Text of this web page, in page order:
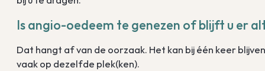
Is angio-oedeem te genezen of blijft u er
Dat hangt af van de oorzaak. Het kan bij één keer
vaak op dezelfde plek(ken).